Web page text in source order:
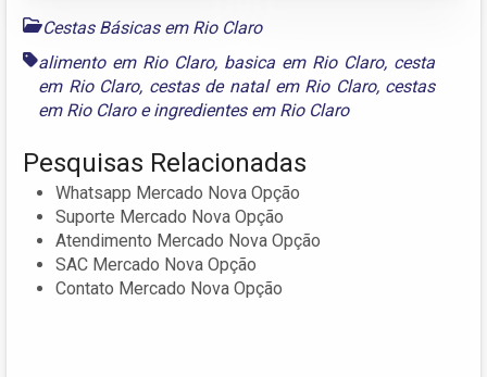
Cestas Básicas em Rio Claro
alimento em Rio Claro, basica em Rio Claro, cesta
em Rio Claro, cestas de natal em Rio Claro, cestas
em Rio Claroeingredientes em Rio Claro
Pesquisas Relacionadas
Whatsapp Mercado Nova Opção
Suporte Mercado Nova Opção
Atendimento Mercado Nova Opção
SAC Mercado Nova Opção
Contato Mercado Nova Opção